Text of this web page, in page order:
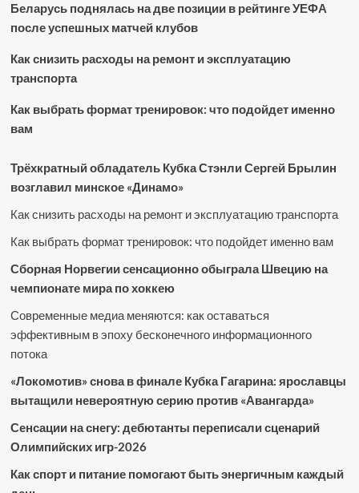
Беларусь поднялась на две позиции в рейтинге УЕФА
после успешных матчей клубов
Как снизить расходы на ремонт и эксплуатацию
транспорта
Как выбрать формат тренировок: что подойдет именно
вам
Трёхкратный обладатель Кубка Стэнли Сергей Брылин
возглавил минское «Динамо»
Как снизить расходы на ремонт и эксплуатацию транспорта
Как выбрать формат тренировок: что подойдет именно вам
Сборная Норвегии сенсационно обыграла Швецию на
чемпионате мира по хоккею
Современные медиа меняются: как оставаться
эффективным в эпоху бесконечного информационного
потока
«Локомотив» снова в финале Кубка Гагарина: ярославцы
вытащили невероятную серию против «Авангарда»
Сенсации на снегу: дебютанты переписали сценарий
Олимпийских игр-2026
Как спорт и питание помогают быть энергичным каждый